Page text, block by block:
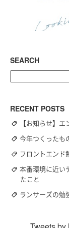
SEARCH
RECENT POSTS
【お知らせ】
今年つくったも
フロントエンド
本番環境に近い
たこと
ランサーズの勉